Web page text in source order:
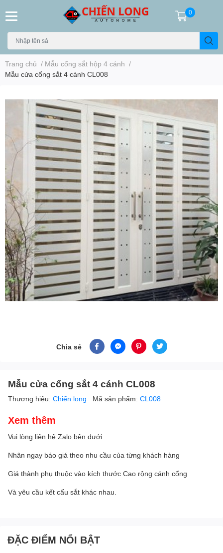
0
Trang chủ / Mẫu cổng sắt hộp 4 cánh /
Mẫu cửa cổng sắt 4 cánh CL008
Chia sẻ
Mẫu cửa cổng sắt 4 cánh CL008
Thương hiệu: Chiến long Mã sản phẩm: CL008
Xem thêm
Vui lòng liên hệ Zalo bên dưới
Nhân ngay báo giá theo nhu cầu của từng khách hàng
Giá thành phụ thuộc vào kích thước Cao rộng cánh cổng
Và yêu cầu kết cấu sắt khác nhau.
ĐẶC ĐIỂM NỔI BẬT